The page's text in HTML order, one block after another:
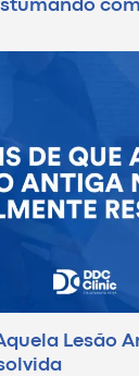
Lesão